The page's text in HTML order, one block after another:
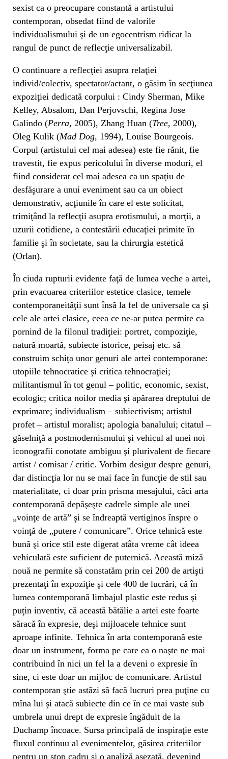
sexist ca o preocupare constantă a artistului
contemporan, obsedat fiind de valorile
individualismului şi de un egocentrism ridicat la
rangul de punct de reflecţie universalizabil.
O continuare a reflecţiei asupra relaţiei
individ/colectiv, spectator/actant, o găsim în secţiunea
expoziţiei dedicată corpului : Cindy Sherman, Mike
Kelley, Absalom, Dan Perjovschi, Regina Jose
Galindo (Perra, 2005), Zhang Huan (Tree, 2000),
Oleg Kulik (Mad Dog, 1994), Louise Bourgeois.
Corpul (artistului cel mai adesea) este fie rănit, fie
travestit, fie expus pericolului în diverse moduri, el
fiind considerat cel mai adesea ca un spaţiu de
desfăşurare a unui eveniment sau ca un obiect
demonstrativ, acţiunile în care el este solicitat,
trimiţând la reflecţii asupra erotismului, a morţii, a
uzurii cotidiene, a contestării educaţiei primite în
familie şi în societate, sau la chirurgia estetică
(Orlan).
În ciuda rupturii evidente faţă de lumea veche a artei,
prin evacuarea criteriilor estetice clasice, temele
contemporaneităţii sunt însă la fel de universale ca şi
cele ale artei clasice, ceea ce ne-ar putea permite ca
pornind de la filonul tradiţiei: portret, compoziţie,
natură moartă, subiecte istorice, peisaj etc. să
construim schiţa unor genuri ale artei contemporane:
utopiile tehnocratice şi critica tehnocraţiei;
militantismul în tot genul – politic, economic, sexist,
ecologic; critica noilor media şi apărarea dreptului de
exprimare; individualism – subiectivism; artistul
profet – artistul moralist; apologia banalului; citatul –
găselniţă a postmodernismului şi vehicul al unei noi
iconografii conotate ambiguu şi plurivalent de fiecare
artist / comisar / critic. Vorbim desigur despre genuri,
dar distincţia lor nu se mai face în funcţie de stil sau
materialitate, ci doar prin prisma mesajului, căci arta
contemporană depăşeşte cadrele simple ale unei
„voinţe de artă” şi se îndreaptă vertiginos înspre o
voinţă de „putere / comunicare”. Orice tehnică este
bună şi orice stil este digerat atâta vreme cât ideea
vehiculată este suficient de puternică. Această miză
nouă ne permite să constatăm prin cei 200 de artişti
prezentaţi în expoziţie şi cele 400 de lucrări, că în
lumea contemporană limbajul plastic este redus şi
puţin inventiv, că această bătălie a artei este foarte
săracă în expresie, deşi mijloacele tehnice sunt
aproape infinite. Tehnica în arta contemporană este
doar un instrument, forma pe care ea o naşte ne mai
contribuind în nici un fel la a deveni o expresie în
sine, ci este doar un mijloc de comunicare. Artistul
contemporan ştie astăzi să facă lucruri prea puţine cu
mîna lui şi atacă subiecte din ce în ce mai vaste sub
umbrela unui drept de expresie îngăduit de la
Duchamp încoace. Sursa principală de inspiraţie este
fluxul continuu al evenimentelor, găsirea criteriilor
pentru un stop cadru şi o analiză aşezată, devenind